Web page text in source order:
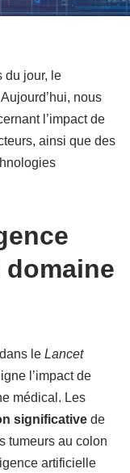
du jour, le
Aujourd’hui, nous
l’impact de
ainsi que des
le Lancet
l’impact de
médical. Les
significative de
tumeurs au colon
artificielle